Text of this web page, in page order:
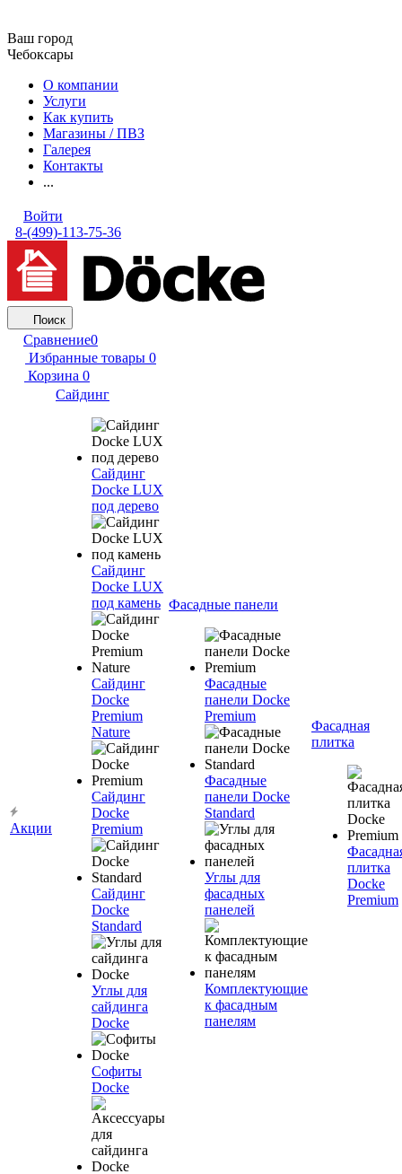
Ваш город
Чебоксары
О компании
Услуги
Как купить
Магазины / ПВЗ
Галерея
Контакты
...
Войти
8-(499)-113-75-36
Поиск
Сравнение0
Избранные товары 0
Корзина 0
Акции
Сайдинг
Сайдинг
Docke LUX
под дерево
Сайдинг
Docke LUX
под камень
Сайдинг
Docke
Premium
Nature
Сайдинг
Docke
Premium
Сайдинг
Docke
Standard
Углы для
сайдинга
Docke
Софиты
Docke
Фасадные панели
Фасадные
панели Docke
Premium
Фасадные
панели Docke
Standard
Углы для
фасадных
панелей
Комплектующие
к фасадным
панелям
Фасадная
плитка
плитка
Docke
Premium